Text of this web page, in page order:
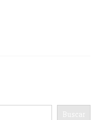
Buscar